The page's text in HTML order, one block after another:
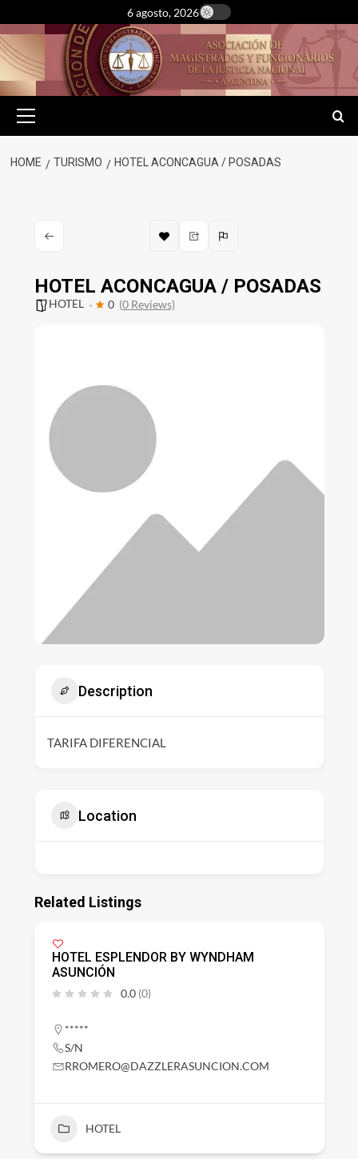
to
content
6 agosto, 2026
Menu
HOME TURISMO HOTEL ACONCAGUA / POSADAS
HOTEL ACONCAGUA / POSADAS
HOTEL 0 (0 Reviews)
Description
TARIFA DIFERENCIAL
Location
Related Listings
HOTEL ESPLENDOR BY WYNDHAM
ASUNCIÓN
0.0 (0)
*****
S/N
RROMERO@DAZZLERASUNCION.COM
HOTEL